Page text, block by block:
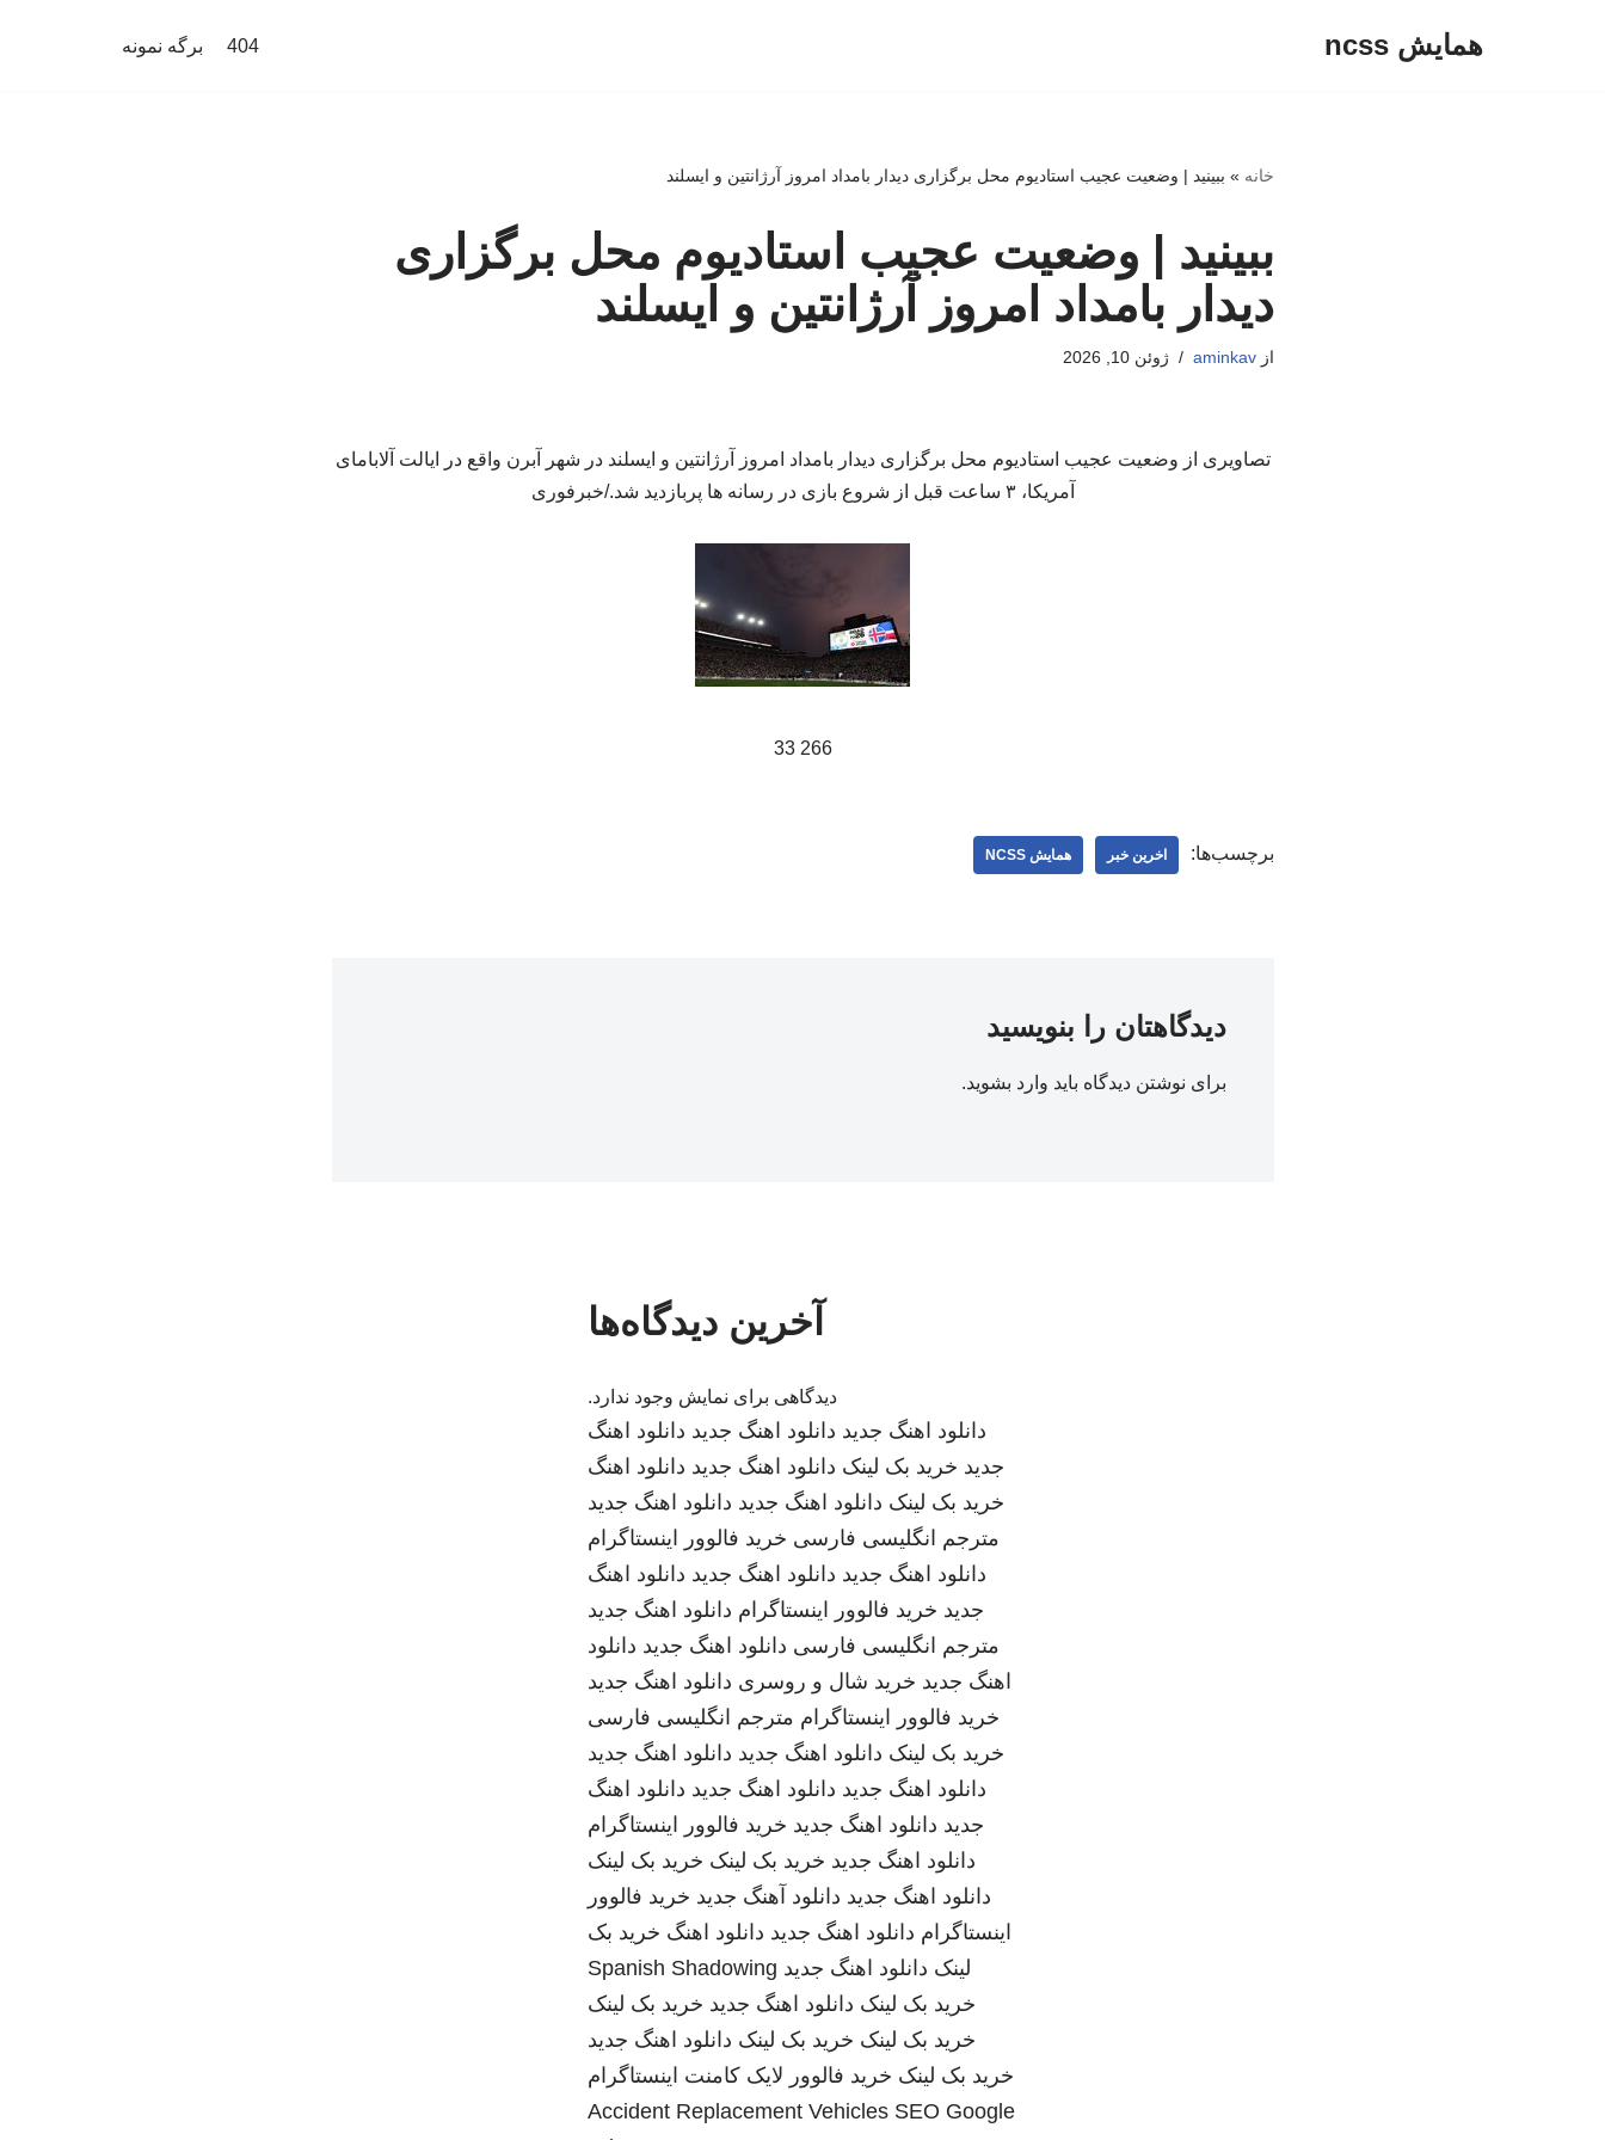
همایش ncss 404 برگه نمونه
خانه » ببینید | وضعیت عجیب استادیوم‌ محل برگزاری دیدار بامداد امروز آرژانتین و ایسلند
ببینید | وضعیت عجیب استادیوم‌ محل برگزاری
دیدار بامداد امروز آرژانتین و ایسلند
ازaminkav ژوئن 10, 2026
تصاویری از وضعیت عجیب استادیوم‌ محل برگزاری دیدار بامداد امروز آرژانتین و ایسلند در شهر آبرن واقع در ایالت آلابامای
آمریکا، ۳ ساعت قبل از شروع بازی در رسانه ها پربازدید شد./خبرفوری
266 33
برچسب‌ها: اخرین خبر همایش NCSS
دیدگاهتان را بنویسید
برای نوشتن دیدگاه باید وارد بشوید.
آخرین دیدگاه‌ها
دیدگاهی برای نمایش وجود ندارد.
دانلود اهنگ جدید دانلود اهنگ جدید دانلود اهنگ
جدید خرید بک لینک دانلود اهنگ جدید دانلود اهنگ
خرید بک لینک دانلود اهنگ جدید دانلود اهنگ جدید
مترجم انگلیسی فارسی خرید فالوور اینستاگرام
دانلود اهنگ جدید دانلود اهنگ جدید دانلود اهنگ
جدید خرید فالوور اینستاگرام دانلود اهنگ جدید
مترجم انگلیسی فارسی دانلود اهنگ جدید دانلود
اهنگ جدید خرید شال و روسری دانلود اهنگ جدید
خرید فالوور اینستاگرام مترجم انگلیسی فارسی
خرید بک لینک دانلود اهنگ جدید دانلود اهنگ جدید
دانلود اهنگ جدید دانلود اهنگ جدید دانلود اهنگ
جدید دانلود اهنگ جدید خرید فالوور اینستاگرام
دانلود اهنگ جدید خرید بک لینک خرید بک لینک
دانلود اهنگ جدید دانلود آهنگ جدید خرید فالوور
اینستاگرام دانلود اهنگ جدید دانلود اهنگ خرید بک
لینک دانلود اهنگ جدید Spanish Shadowing
خرید بک لینک دانلود اهنگ جدید خرید بک لینک
خرید بک لینک خرید بک لینک دانلود اهنگ جدید
خرید بک لینک خرید فالوور لایک کامنت اینستاگرام
Accident Replacement Vehicles SEO Google